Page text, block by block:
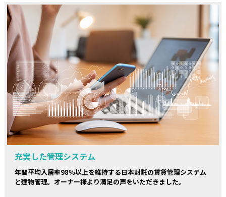
充実した管理システム
年間平均入居率98％以上を維持する日本財託の賃貸管理システム
と建物管理。オーナー様より満足の声をいただきました。